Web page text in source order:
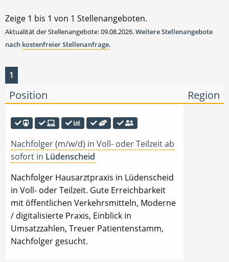
Zeige 1 bis 1 von 1 Stellenangeboten.
Aktualität der Stellenangebote: 09.08.2026.Weitere Stellenangebote
nach kostenfreier Stellenanfrage.
1
Position Region
Nachfolger (m/w/d) in Voll- oder Teilzeit ab
sofort in Lüdenscheid
Nachfolger Hausarztpraxis in Lüdenscheid
in Voll- oder Teilzeit. Gute Erreichbarkeit
mit öffentlichen Verkehrsmitteln, Moderne
/ digitalisierte Praxis, Einblick in
Umsatzzahlen, Treuer Patientenstamm,
Nachfolger gesucht.